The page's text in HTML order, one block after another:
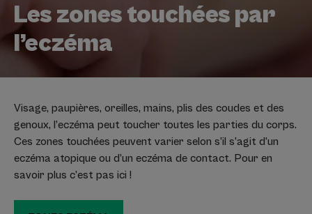
Les zones touchées par
l’eczéma
Visage, paupières, oreilles, mains, plis des coudes et des
genoux, l’eczéma peut toucher toutes les parties du corps.
Ces zones touchées peuvent varier selon s’il s’agit d’un
eczéma atopique ou d’un eczéma de contact. Pour en
savoir plus c’est pas ici !